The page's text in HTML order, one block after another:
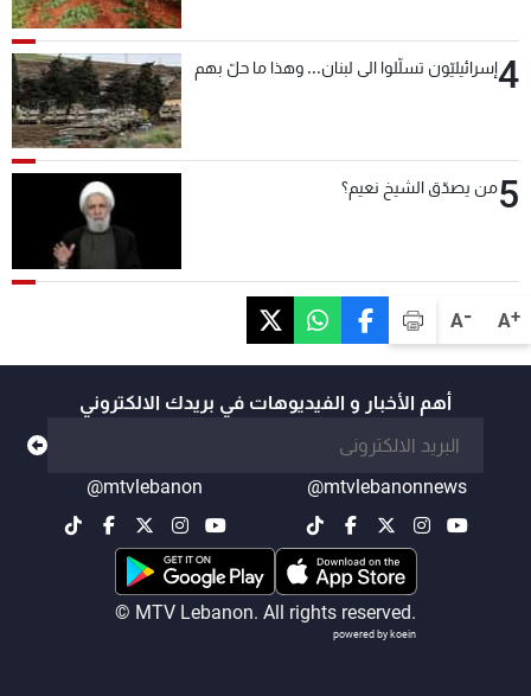
A+
A-
4إسرائيليّون تسلّلوا الى لبنان... وهذا ما حلّ بهم
5من يصدّق الشيخ نعيم؟
أهم الأخبار و الفيديوهات في بريدك الالكتروني
@mtvlebanonnews
@mtvlebanon
© MTV Lebanon. All rights reserved.
powered by koein